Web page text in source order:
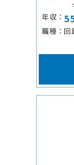
年収
職種
回